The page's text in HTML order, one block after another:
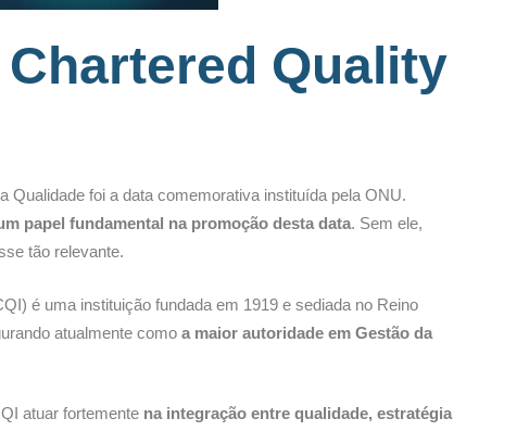
Chartered Quality
foi a data comemorativa instituída pela ONU.
papel fundamental na promoção desta data. Sem ele,
tão relevante.
é uma instituição fundada em 1919 e sediada no Reino
atualmente como a maior autoridade em Gestão da
atuar fortemente na integração entre qualidade, estratégia